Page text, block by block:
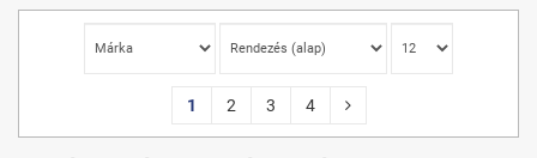
1 2 3 4